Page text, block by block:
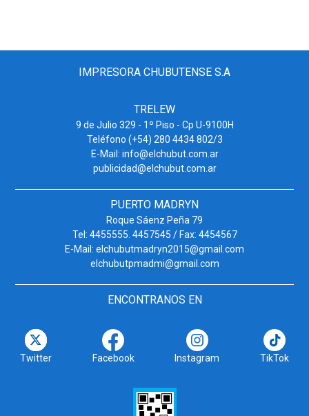
IMPRESORA CHUBUTENSE S.A
TRELEW
9 de Julio 329 - 1º Piso - Cp U-9100H
Teléfono (+54) 280 4434 802/3
E-Mail: info@elchubut.com.ar
publicidad@elchubut.com.ar
PUERTO MADRYN
Roque Sáenz Peña 79
Tel: 4455555. 4457545 / Fax: 4454567
E-Mail: elchubutmadryn2015@gmail.com
elchubutpmadmi@gmail.com
ENCONTRANOS EN
Twitter Facebook Instagram TikTok